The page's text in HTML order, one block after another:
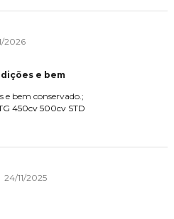
2026
e bem
e bem conservado.;
450cv 500cv STD
24/11/2025